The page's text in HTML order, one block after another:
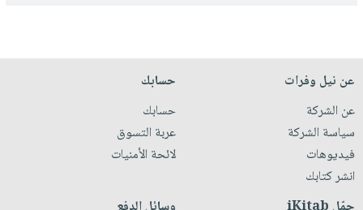
عن نيل وفرات
عن الشركة
سياسة الشركة
فيديوهات
انشر كتابك
حسابك
حسابك
عربة التسوق
لائحة الأمنيات